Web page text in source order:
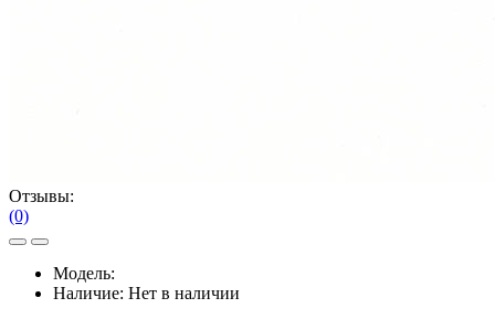
Отзывы:
(0)
Модель:
Наличие: Нет в наличии